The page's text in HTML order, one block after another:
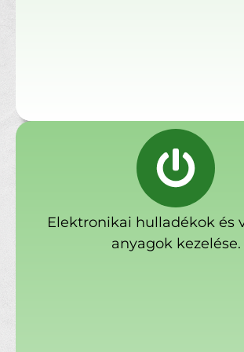
Elektronikai hulladékok és
anyagok kezelése.